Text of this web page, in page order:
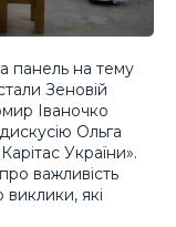
панель на тему
Зеновій
Іваночко
Ольга
України».
важливість
виклики, які